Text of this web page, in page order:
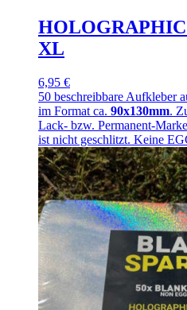
XL
6,95 €
50 beschreibbare Aufkleber
im Format ca. 90x130mm.
Lack- bzw. Permanent-
ist nicht geschlitzt. Keine